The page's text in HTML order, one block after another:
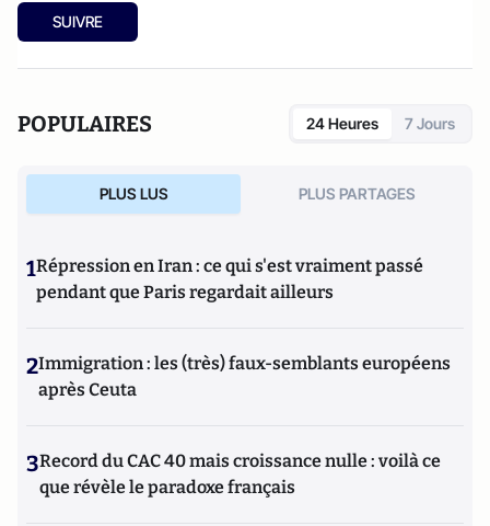
SUIVRE
POPULAIRES 24 Heures 7 Jours
PLUS LUS PLUS PARTAGES
1Répression en Iran : ce qui s'est vraiment passé
pendant que Paris regardait ailleurs
2Immigration : les (très) faux-semblants européens
après Ceuta
3Record du CAC 40 mais croissance nulle : voilà ce
que révèle le paradoxe français